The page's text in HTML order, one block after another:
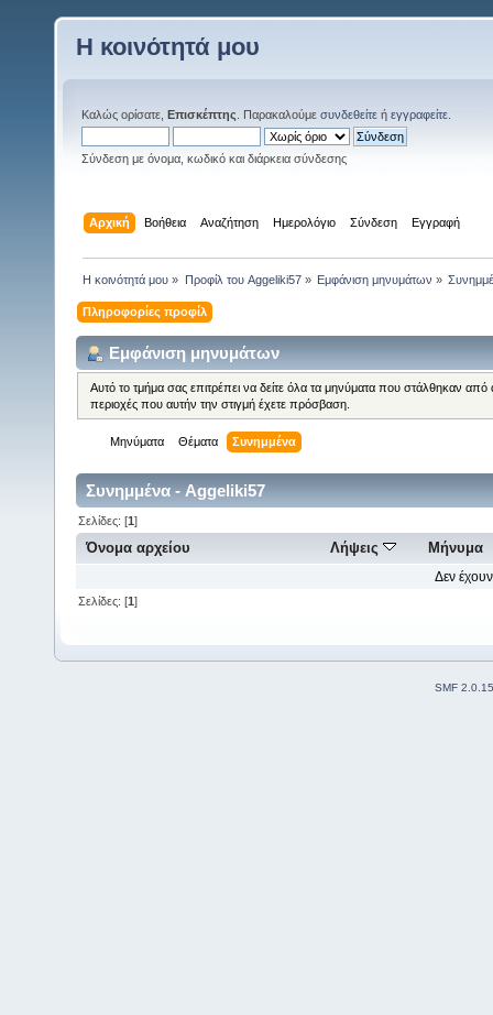
Η κοινότητά μου
Καλώς ορίσατε, Επισκέπτης . Παρακαλούμε συνδεθείτε ή εγγραφείτε
Σύνδεση με όνομα, κωδικό και διάρκεια σύνδεσης
Αρχική Βοήθεια Αναζήτηση Ημερολόγιο Σύνδεση Εγγραφή
Η κοινότητά μου » Προφίλ του Aggeliki57» Εμφάνιση μηνυμάτων »
Πληροφορίες προφίλ
Εμφάνιση μηνυμάτων
Αυτό το τμήμα σας επιτρέπει να δείτε όλα τα μηνύματα που στάλθηκαν
περιοχές που αυτήν την στιγμή έχετε πρόσβαση.
Μηνύματα Θέματα Συνημμένα
Συνημμένα - Aggeliki57
Σελίδες: [1]
Όνομα αρχείου Λήψεις Μήνυμα
Δεν
Σελίδες: [1]
SMF 2.0.15